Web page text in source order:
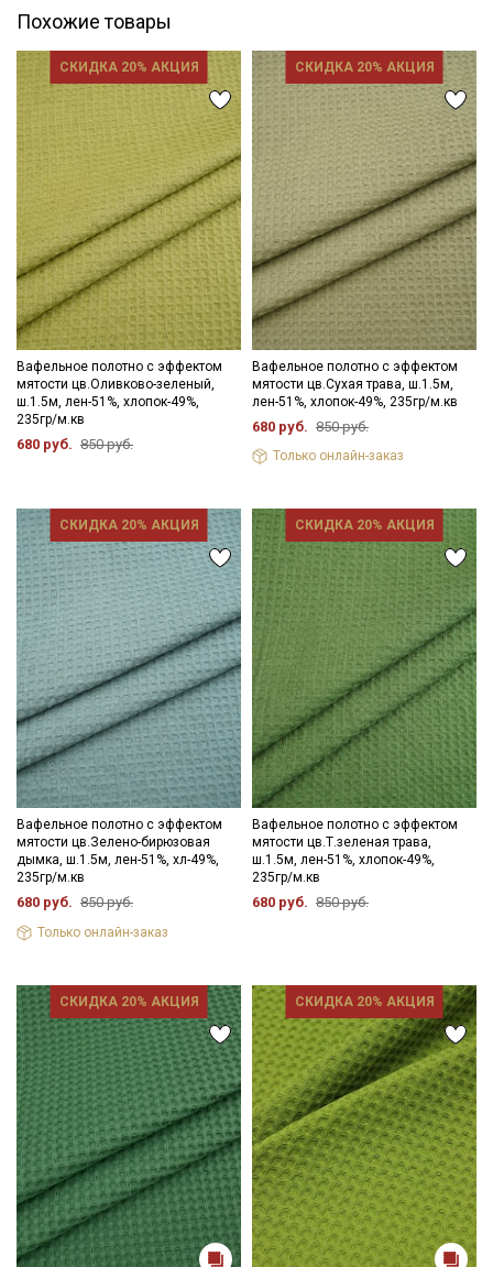
Похожие товары
СКИДКА 20% АКЦИЯ
Вафельное полотно с эффектом
мятости цв.Оливково-зеленый,
ш.1.5м, лен-51%, хлопок-49%,
235гр/м.кв
680 руб. 850 руб.
СКИДКА 20% АКЦИЯ
Вафельное полотно с эффектом
мятости цв.Сухая трава, ш.1.5м,
лен-51%, хлопок-49%, 235гр/м.кв
680 руб. 850 руб.
Только онлайн-заказ
СКИДКА 20% АКЦИЯ
Вафельное полотно с эффектом
мятости цв.Зелено-бирюзовая
дымка, ш.1.5м, лен-51%, хл-49%,
235гр/м.кв
680 руб. 850 руб.
Только онлайн-заказ
СКИДКА 20% АКЦИЯ
Вафельное полотно с эффектом
мятости цв.Т.зеленая трава,
ш.1.5м, лен-51%, хлопок-49%,
235гр/м.кв
680 руб. 850 руб.
СКИДКА 20% АКЦИЯ СКИДКА 20% АКЦИЯ